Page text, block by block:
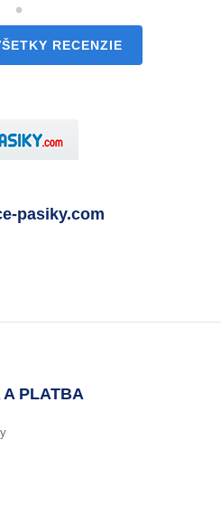
RECENZIE
pasiky.com
A PLATBA